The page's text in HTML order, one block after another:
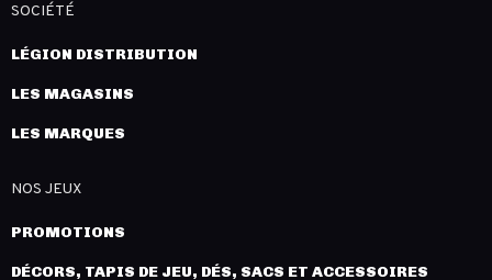
SOCIÉTÉ
LÉGION DISTRIBUTION
LES MAGASINS
LES MARQUES
NOS JEUX
PROMOTIONS
DÉCORS, TAPIS DE JEU, DÉS, SACS ET ACCESSOIRES